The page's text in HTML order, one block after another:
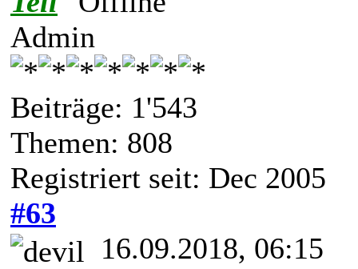
Admin
Beiträge: 1'543
Themen: 808
Registriert seit: Dec 2005
#63
16.09.2018, 06:15